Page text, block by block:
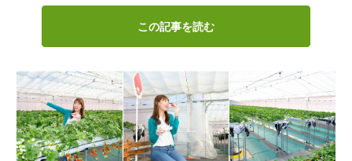
この記事を読む